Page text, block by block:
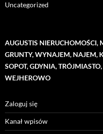
Uncategorized
AUGUSTIS
GRUNTY, WYNAJEM, NAJEM,
SOPOT, GDYNIA,
WEJHEROWO
Zaloguj się
Kanał wpisów